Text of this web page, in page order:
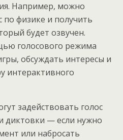
Например, можно
физике и получить
будет озвучен.
голосового режима
обсуждать интересы и
интерактивного
задействовать голос
диктовки — если нужно
или набросать